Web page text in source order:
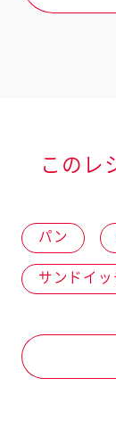
このレ
パン
サンドイッ